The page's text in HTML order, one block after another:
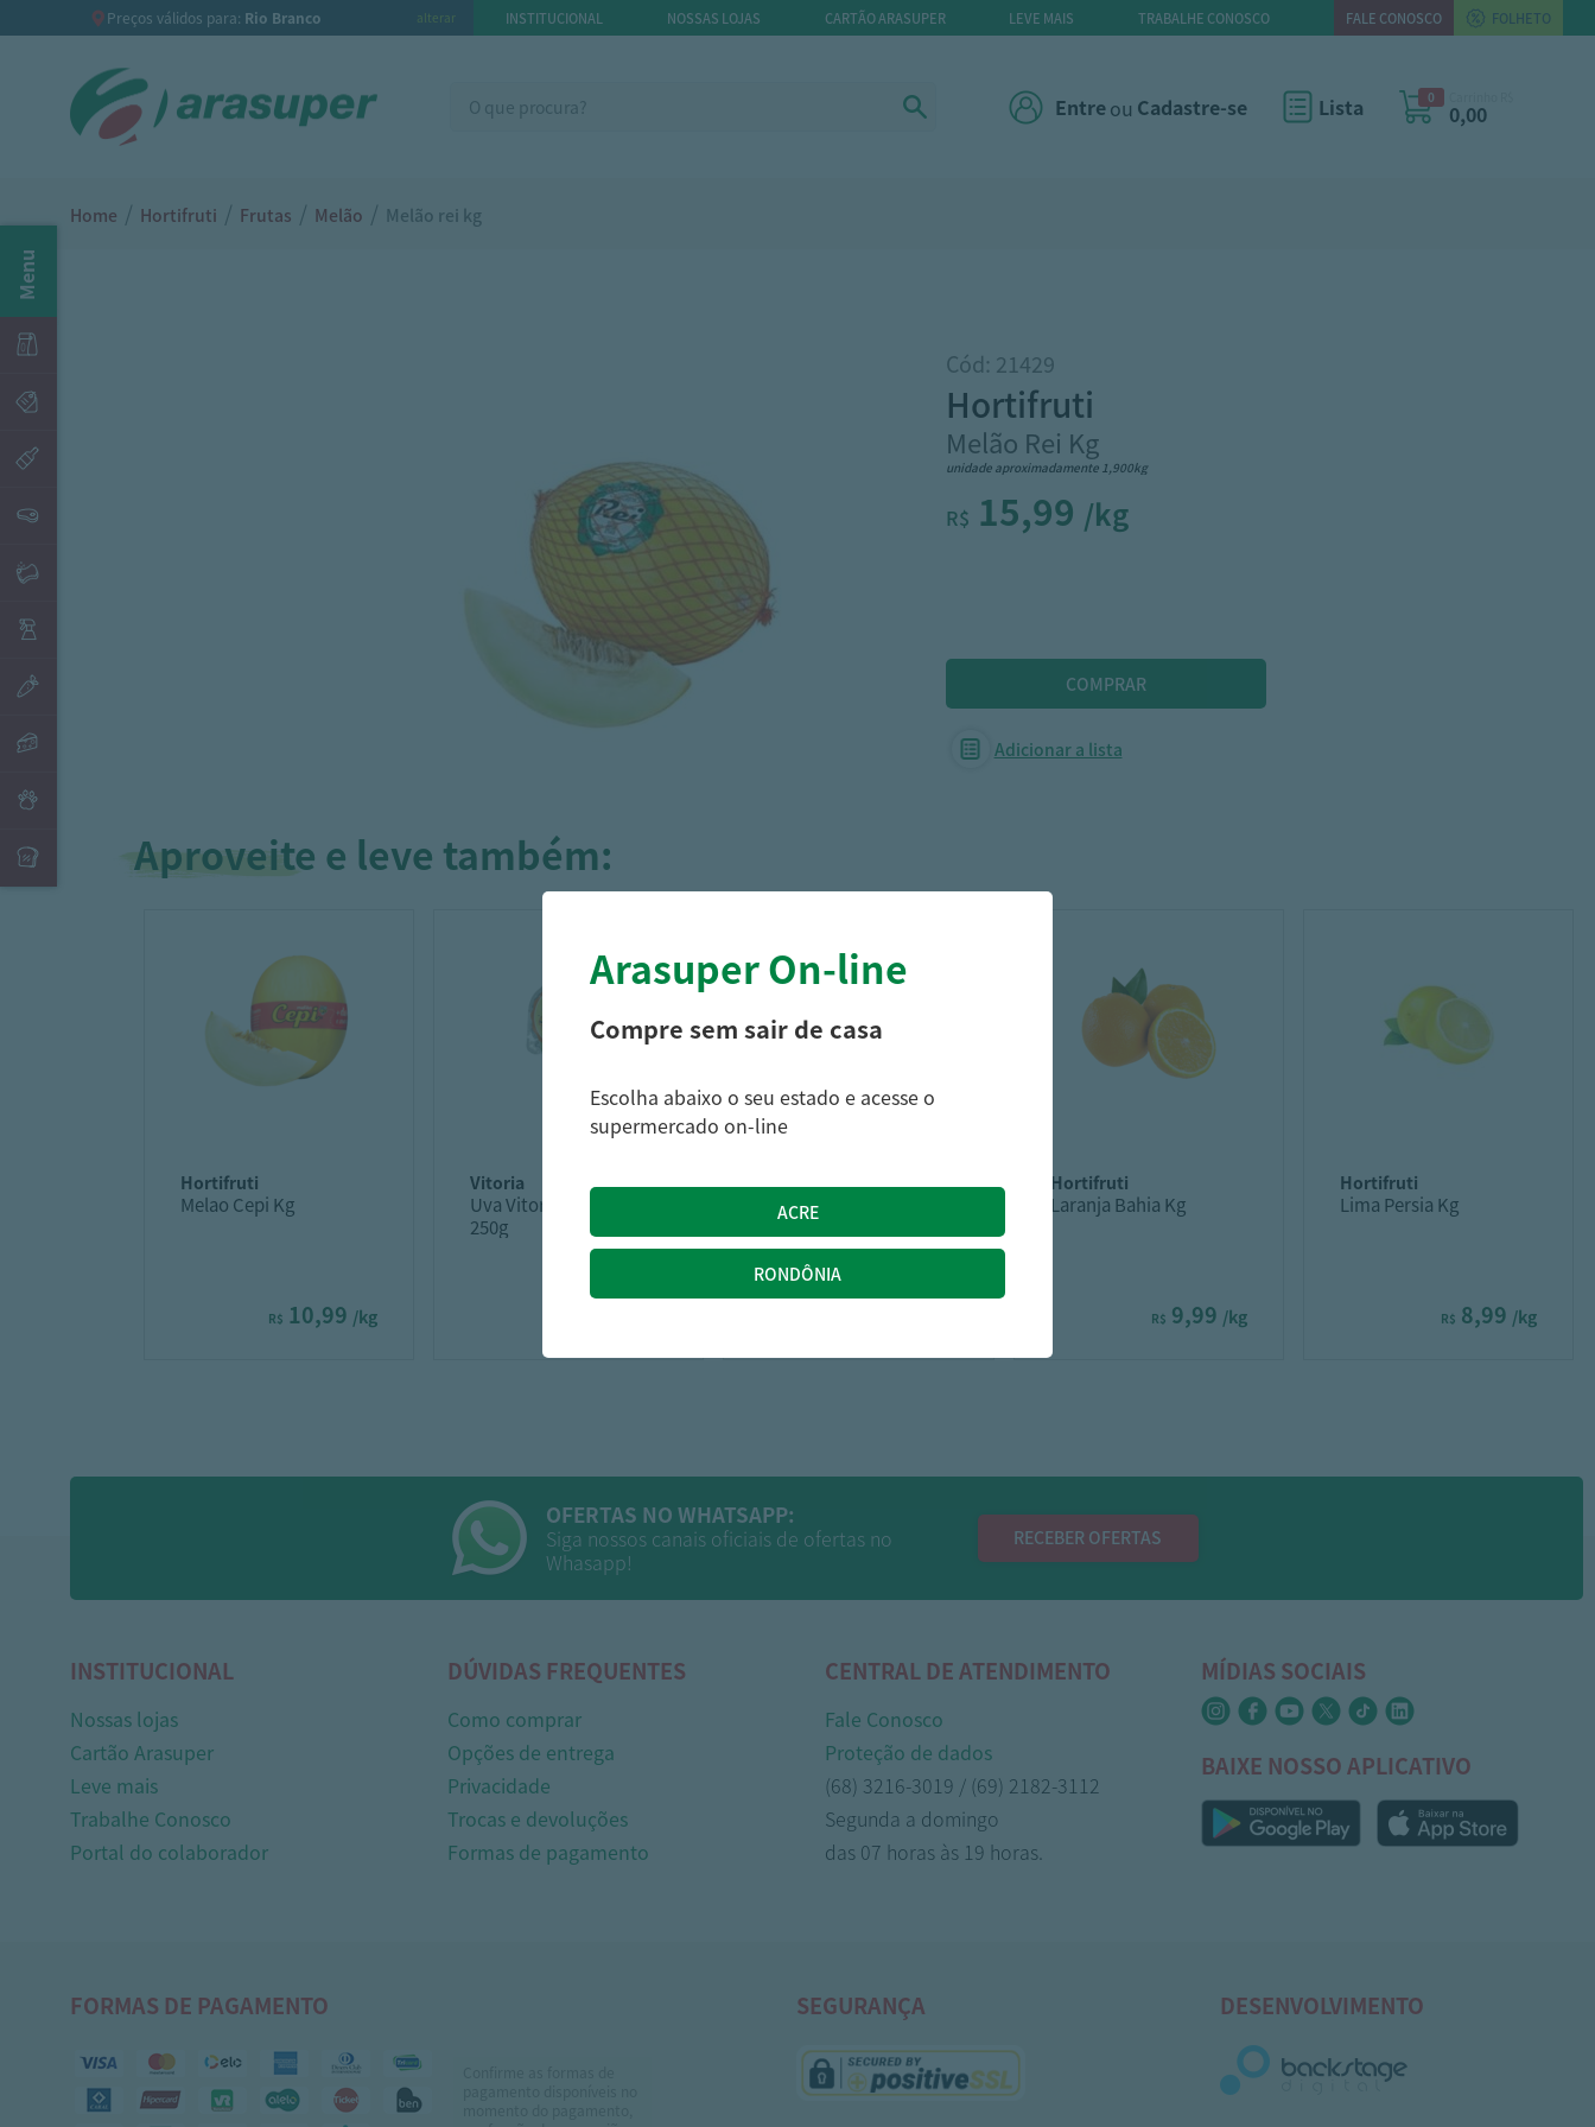
Preços válidos para: Rio Branco alterar INSTITUCIONAL NOSSAS LOJAS CARTÃO ARASUPER LEVE MAIS TRABALHE CONOSCO FALE CONOSCO FOLHETO
Entreou Cadastre-se Lista 0
0,00
Menu
Home / Hortifruti / Frutas / Melão / Melão rei kg
Cód: 21429
hortifruti
Melão Rei Kg
unidade aproximadamente 1,900kg
R$ 15,99 /kg
Adicionar a lista
Aproveite e leve também:
hortifruti
Melao Cepi Kg
R$ 10,99 /kg
vitoria
Uva Vitoria Gotinha Mel
250g
hortifruti
Manga Rosa Kg
hortifruti
Laranja Bahia Kg
R$ 9,99 /kg
hortifruti
Lima Persia Kg
R$ 8,99 /kg
OFERTAS NO WHATSAPP:
Siga nossos canais oficiais de ofertas no
Whasapp!
RECEBER OFERTAS
INSTITUCIONAL
Nossas lojas
Cartão Arasuper
Leve mais
Trabalhe Conosco
Portal do colaborador
DÚVIDAS FREQUENTES
Como comprar
Opções de entrega
Privacidade
Trocas e devoluções
Formas de pagamento
CENTRAL DE ATENDIMENTO
Fale Conosco
Proteção de dados
(68) 3216-3019 / (69) 2182-3112
Segunda a domingo
das 07 horas às 19 horas.
MÍDIAS SOCIAIS
BAIXE NOSSO APLICATIVO
FORMAS DE PAGAMENTO SEGURANÇA DESENVOLVIMENTO
Arasuper On-line
Compre sem sair de casa
Escolha abaixo o seu estado e acesse o
supermercado on-line